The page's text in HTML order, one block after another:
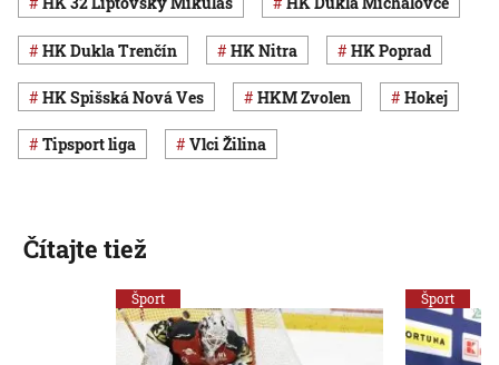
HK Dukla Trenčín HK Nitra HK Poprad
HK Spišská Nová Ves HKM Zvolen Hokej
Tipsport liga Vlci Žilina
Čítajte tiež
Šport Šport